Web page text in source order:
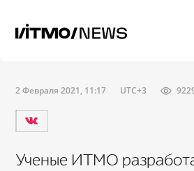
2 Февраля 2021, 11:17 UTC+3
Ученые ИТМО